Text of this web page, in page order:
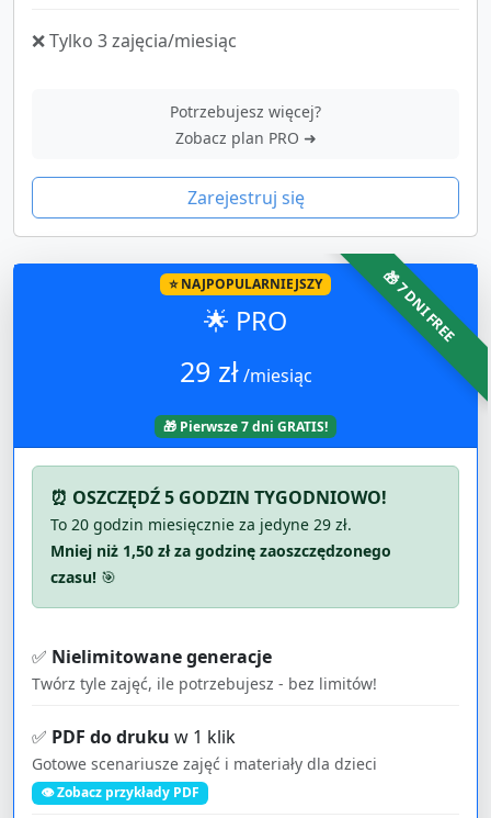
❌ Tylko 3 zajęcia/miesiąc
Potrzebujesz więcej?
Zobacz plan PRO ➜
Zarejestruj się
🎁 7 DNI FREE
⭐ NAJPOPULARNIEJSZY
🌟 PRO
29 zł /miesiąc
🎁 Pierwsze 7 dni GRATIS!
⏰ OSZCZĘDŹ 5 GODZIN TYGODNIOWO!
To 20 godzin miesięcznie za jedyne 29 zł.
Mniej niż 1,50 zł za godzinę zaoszczędzonego
czasu! 🎯
✅ Nielimitowane generacje
Twórz tyle zajęć, ile potrzebujesz - bez limitów!
✅ PDF do druku w 1 klik
Gotowe scenariusze zajęć i materiały dla dzieci
👁️ Zobacz przykłady PDF